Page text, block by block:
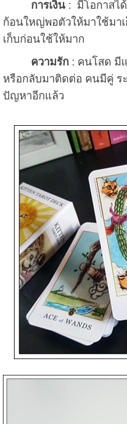
การเงิน: มีโอกาสได้
ก้อนใหญ่พอตัวให้มาใช้มา
เก็บก่อนใช้ให้มาก
ความรัก: คนโสด มี
หรือกลับมาติดต่อ คนมีคู่ ระ
ปัญหาอีกแล้ว